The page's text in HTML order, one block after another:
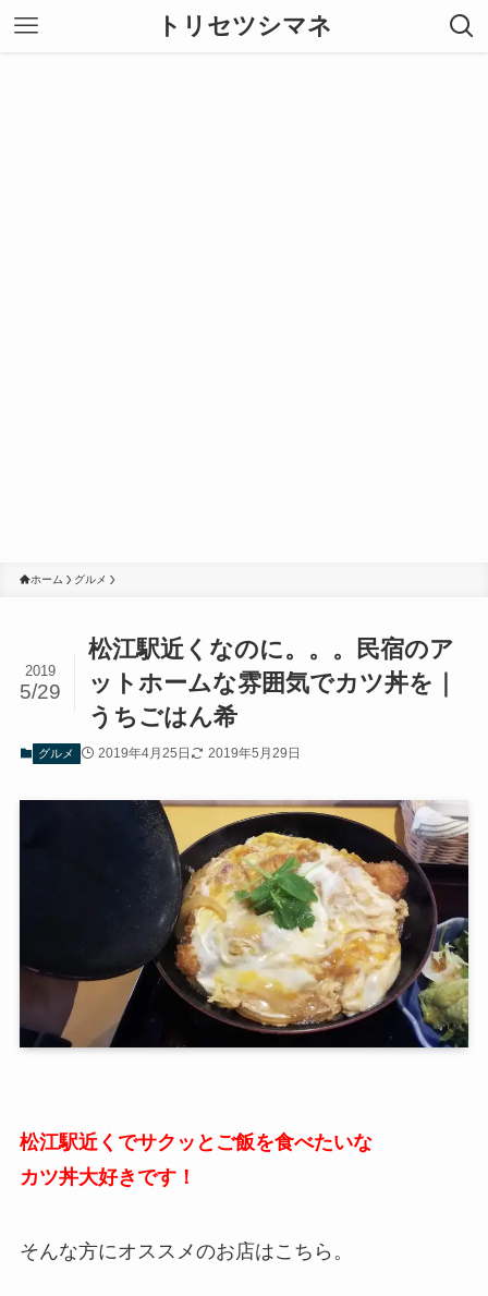
トリセツシマネ
ホーム グルメ
松江駅近くなのに。。。民宿のア
ットホームな雰囲気でカツ丼を｜
うちごはん希
2019
5/29
グルメ 2019年4月25日 2019年5月29日
松江駅近くでサクッとご飯を食べたいな
カツ丼大好きです！
そんな方にオススメのお店はこちら。